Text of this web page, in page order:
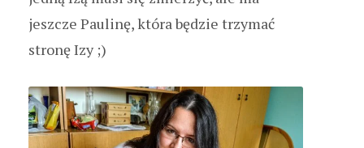
jeszcze Paulinę, która będzie trzymać
stronę Izy ;)